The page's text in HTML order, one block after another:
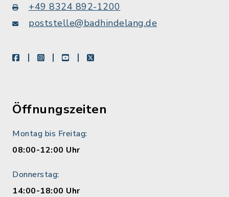
+49 8324 892-1200
poststelle@badhindelang.de
facebookinstagramyoutubeX
Öffnungszeiten
Montag bis Freitag:
08:00-12:00 Uhr
Donnerstag:
14:00-18:00 Uhr